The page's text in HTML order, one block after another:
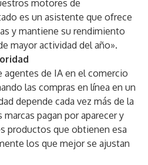
motores de
es un asistente que ofrece
y mantiene su rendimiento
mayor actividad del año».
agentes de IA en el comercio
las compras en línea en un
depende cada vez más de la
pagan por aparecer y
productos que obtienen esa
los que mejor se ajustan